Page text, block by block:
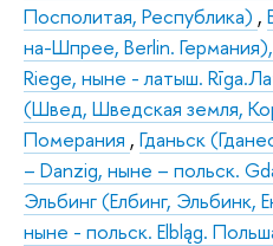
Посполитая, Республика) ,
на-Шпрее, Berlin. Германия),
Riege, ныне - латыш.
(Швед, Шведская земля,
Померания , Гданьск
– Danzig, ныне – польск.
Эльбинг (Елбинг, Эльбинк,
ныне - польск. Elbląg.